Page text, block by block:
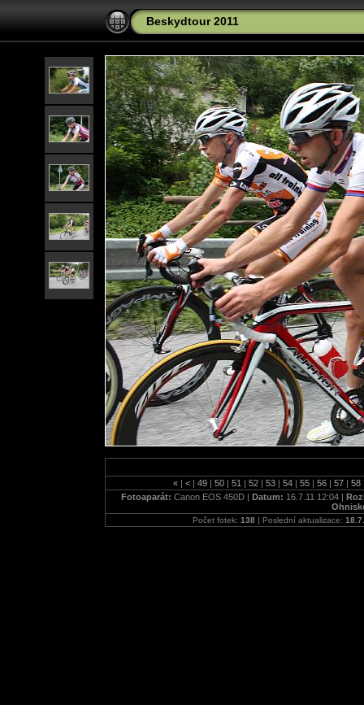
Beskydtour 2011
« | < | 49 | 50 | 51 | 52 | 53 | 54 | 55 | 56 | 57 | 58
Fotoaparát: Canon EOS 450D | Datum: 16.7.11 12:04 |
Počet fotek: 138 | Poslední aktualizace: